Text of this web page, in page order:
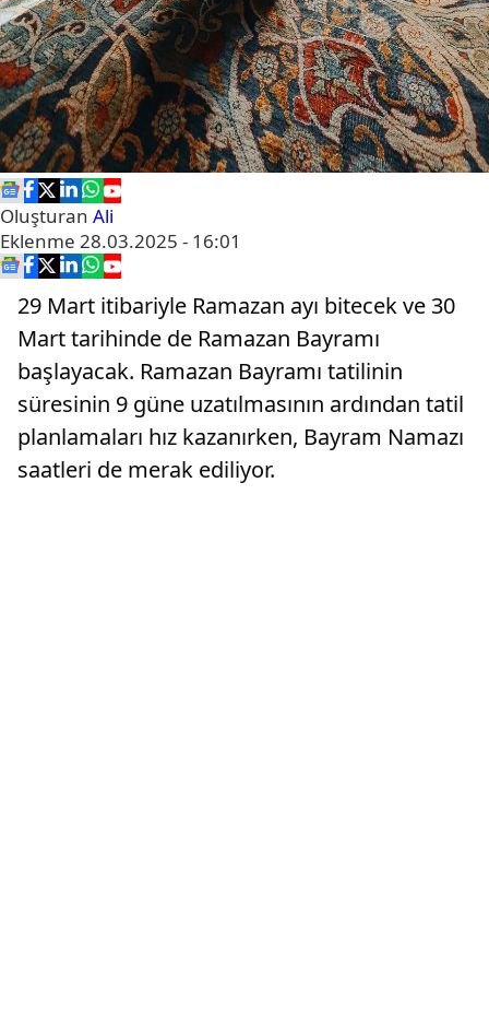
Oluşturan Ali
Eklenme 28.03.2025 - 16:01
29 Mart itibariyle Ramazan ayı bitecek ve 30
Mart tarihinde de Ramazan Bayramı
başlayacak. Ramazan Bayramı tatilinin
süresinin 9 güne uzatılmasının ardından tatil
planlamaları hız kazanırken, Bayram Namazı
saatleri de merak ediliyor.